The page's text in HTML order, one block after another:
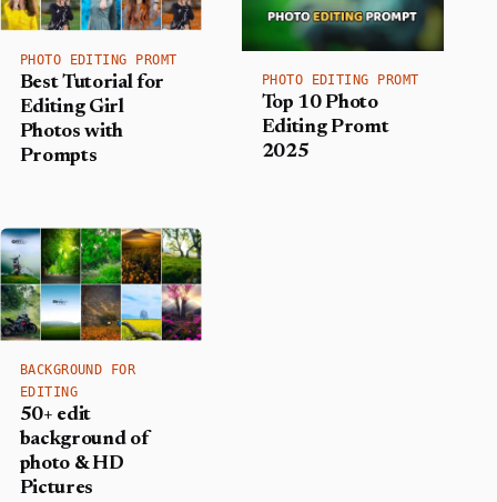
PHOTO EDITING PROMT
Best Tutorial for
Editing Girl
Photos with
Prompts
PHOTO EDITING PROMT
Top 10 Photo
Editing Promt
2025
BACKGROUND FOR
EDITING
50+ edit
background of
photo & HD
Pictures